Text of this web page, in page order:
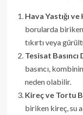
Hava Yastığı ve
borularda biriken
tıkırtı veya
Tesisat
basıncı,
neden olabilir.
Kireç ve Tortu
biriken kireç, su